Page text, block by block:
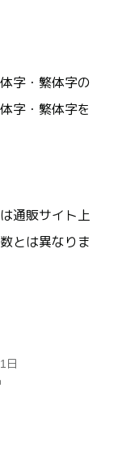
字・繁体字の
字・繁体字を
通販サイト上
とは異なりま
日